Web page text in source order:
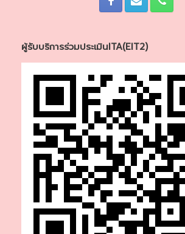
ผู้รับบริการร่วมประเมินITA(EIT2)